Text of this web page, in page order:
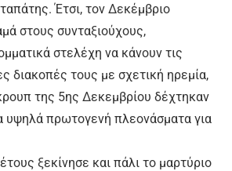
Έτσι, τον Δεκέμβριο
στους συνταξιούχους,
στελέχη να κάνουν τις
διακοπές τους με σχετική ηρεμία,
της 5ης Δεκεμβρίου δέχτηκαν
υψηλά πρωτογενή πλεονάσματα για
ξεκίνησε και πάλι το μαρτύριο